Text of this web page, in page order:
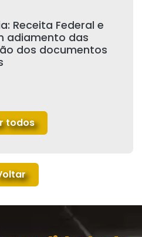
Receita Federal e
adiamento das
dos documentos
todos